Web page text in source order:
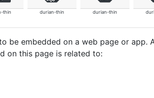
thin durian-thin durian-thin
be embedded on a web page or app.
on this page is related to: